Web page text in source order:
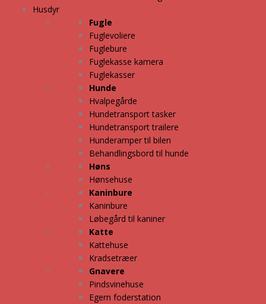
Husdyr
Fugle
Fuglevoliere
Fuglebure
Fuglekasse kamera
Fuglekasser
Hunde
Hvalpegårde
Hundetransport tasker
Hundetransport trailere
Hunderamper til bilen
Behandlingsbord til hunde
Høns
Hønsehuse
Kaninbure
Kaninbure
Løbegård til kaniner
Katte
Kattehuse
Kradsetræer
Gnavere
Pindsvinehuse
Egern foderstation